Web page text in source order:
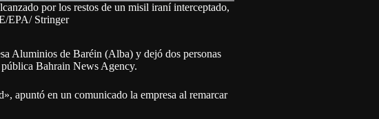
por los restos de un misil iraní interceptado,
EPA/ Stringer
Aluminios de Baréin (Alba) y dejó dos personas
Bahrain News Agency.
apuntó en un comunicado la empresa al remarcar